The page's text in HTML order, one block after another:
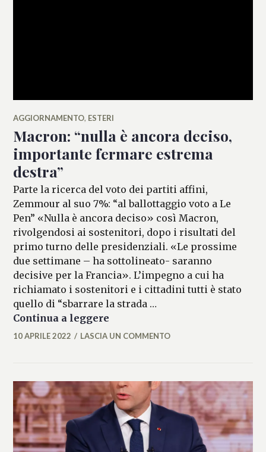
AGGIORNAMENTO, ESTERI
Macron: “nulla è ancora deciso,
importante fermare estrema
destra”
Parte la ricerca del voto dei partiti affini,
Zemmour al suo 7%: “al ballottaggio voto a Le
Pen” «Nulla è ancora deciso» così Macron,
rivolgendosi ai sostenitori, dopo i risultati del
primo turno delle presidenziali. «Le prossime
due settimane – ha sottolineato- saranno
decisive per la Francia». L’impegno a cui ha
richiamato i sostenitori e i cittadini tutti è stato
quello di “sbarrare la strada …
Continua a leggere
FLAVIA
10 APRILE 2022 LASCIA UN COMMENTO